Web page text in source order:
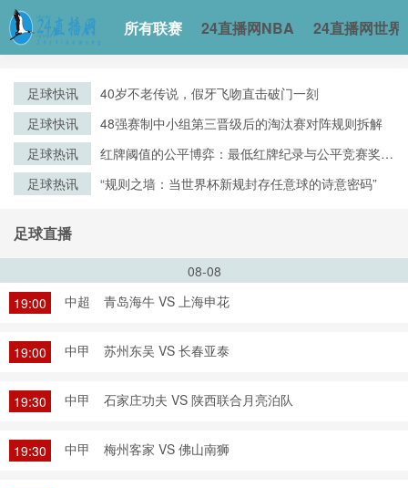
所有联赛 24直播网NBA 24直播网世界
足球快讯
40岁不老传说，假牙飞吻直击破门一刻
足球快讯
48强赛制中小组第三晋级后的淘汰赛对阵规则拆解
足球热讯
红牌阈值的公平博弈：最低红牌纪录与公平竞赛奖评
足球热讯 “规则之墙：当世界杯新规封存任意球的诗意密码”
足球直播
08-08
19:00
中超 青岛海牛 VS 上海申花
19:00 中甲 苏州东吴 VS 长春亚泰
19:30 中甲 石家庄功夫 VS 陕西联合月亮泊队
19:30 中甲 梅州客家 VS 佛山南狮